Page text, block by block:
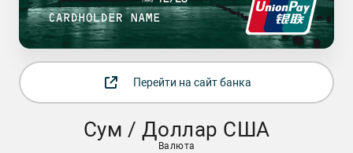
Перейти на сайт банка
Сум / Доллар США
Валюта